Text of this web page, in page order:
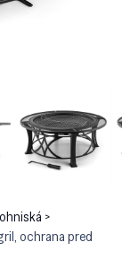
>
ochrana pred